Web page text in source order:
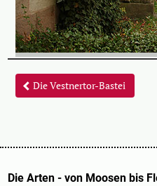
Die Vestnertor-Bastei
Die Arten - von Moosen bis